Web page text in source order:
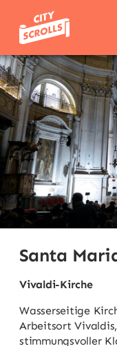
Santa
Vivaldi-Kirche
Wasserseitige
Arbeitsort
stimmungsvoller